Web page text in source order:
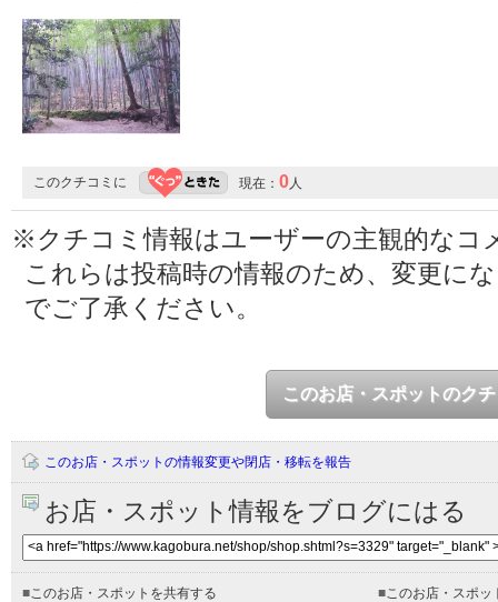
このクチコミに 現在： 0 人
※クチコミ情報はユーザーの主観的なコ
これらは投稿時の情報のため、変更に
でご了承ください。
このお店・スポットのク
このお店・スポットの情報変更や閉店・移転を報告
お店・スポット情報をブログにはる
■ このお店・スポットを共有する ■ このお店・スポ